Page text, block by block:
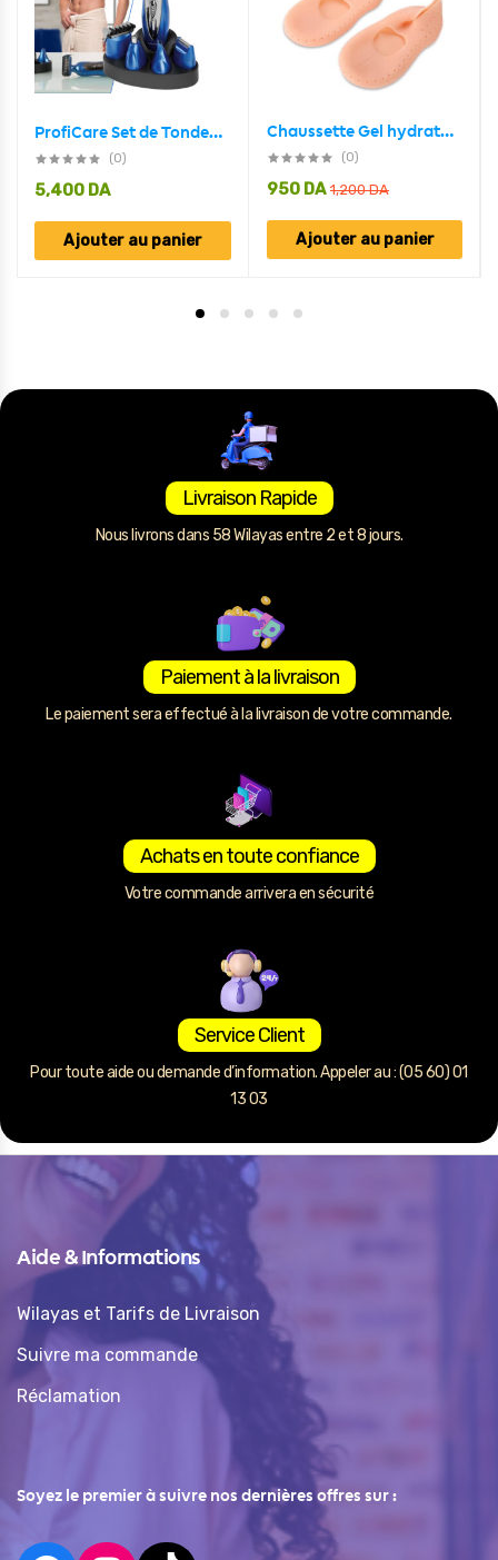
ProfiCare Set de Tondeuse électrique 5 en 1 Cheveux/Barbe /Nez/Oreilles BHT-3015
(0)
5,400 DA
Ajouter au panier
Chaussette Gel hydratantes en Silicone protection des pieds
(0)
1,200DA
950 DA
Ajouter au panier
Livraison Rapide
Nous livrons dans 58 Wilayas entre 2 et 8 jours.
Paiement à la livraison
Le paiement sera effectué à la livraison de votre commande.
Achats en toute confiance
Votre commande arrivera en sécurité
Service Client
Pour toute aide ou demande d’information. Appeler au : (05 60) 01
13 03
Aide & Informations
Wilayas et Tarifs de Livraison
Suivre ma commande
Réclamation
Soyez le premier à suivre nos dernières offres sur :